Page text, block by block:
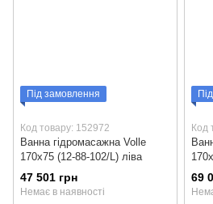
Під замовлення
Код товару: 152972
Ванна гідромасажна Volle
170x75 (12-88-102/L) ліва
47 501 грн
Немає в наявності
Код
69